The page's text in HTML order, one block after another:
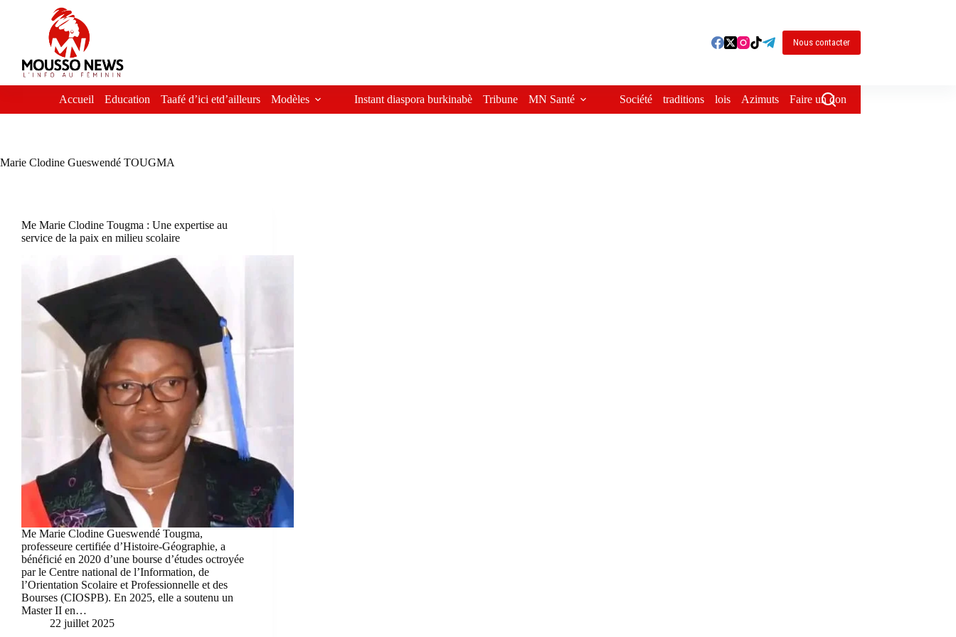
Nous contacter
Accueil Education Taafé d’ici etd’ailleurs Modèles Instant diaspora burkinabè Tribune MN Santé Société traditions lois Azimuts Faire un don
Marie Clodine Gueswendé TOUGMA
Me Marie Clodine Tougma : Une expertise au
service de la paix en milieu scolaire
Me Marie Clodine Gueswendé Tougma,
professeure certifiée d’Histoire-Géographie, a
bénéficié en 2020 d’une bourse d’études octroyée
par le Centre national de l’Information, de
l’Orientation Scolaire et Professionnelle et des
Bourses (CIOSPB). En 2025, elle a soutenu un
Master II en…
22 juillet 2025